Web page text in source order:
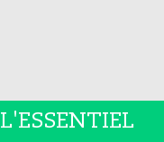
L'ESSENTIEL